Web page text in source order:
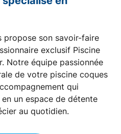
propose son savoir-faire
exclusif Piscine
. Notre équipe passionnée
de votre piscine coques
qui
un espace de détente
au quotidien.